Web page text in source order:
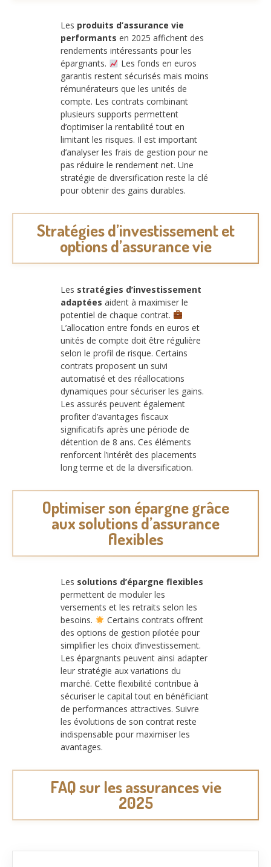
Les produits d’assurance vie
performants en 2025 affichent des
rendements intéressants pour les
épargnants.
Les fonds en euros
garantis restent sécurisés mais moins
rémunérateurs que les unités de
compte. Les contrats combinant
plusieurs supports permettent
d’optimiser la rentabilité tout en
limitant les risques. Il est important
d’analyser les frais de gestion pour ne
pas réduire le rendement net. Une
stratégie de diversification reste la clé
pour obtenir des gains durables.
Stratégies d’investissement et
options d’assurance vie
Les stratégies d’investissement
adaptées aident à maximiser le
potentiel de chaque contrat.
L’allocation entre fonds en euros et
unités de compte doit être régulière
selon le profil de risque. Certains
contrats proposent un suivi
automatisé et des réallocations
dynamiques pour sécuriser les gains.
Les assurés peuvent également
profiter d’avantages fiscaux
significatifs après une période de
détention de 8 ans. Ces éléments
renforcent l’intérêt des placements
long terme et de la diversification.
Optimiser son épargne grâce
aux solutions d’assurance
flexibles
Les solutions d’épargne flexibles
permettent de moduler les
versements et les retraits selon les
besoins.
Certains contrats offrent
des options de gestion pilotée pour
simplifier les choix d’investissement.
Les épargnants peuvent ainsi adapter
leur stratégie aux variations du
marché. Cette flexibilité contribue à
sécuriser le capital tout en bénéficiant
de performances attractives. Suivre
les évolutions de son contrat reste
indispensable pour maximiser les
avantages.
FAQ sur les assurances vie
2025